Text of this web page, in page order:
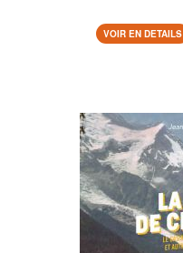
VOIR EN DETAILS